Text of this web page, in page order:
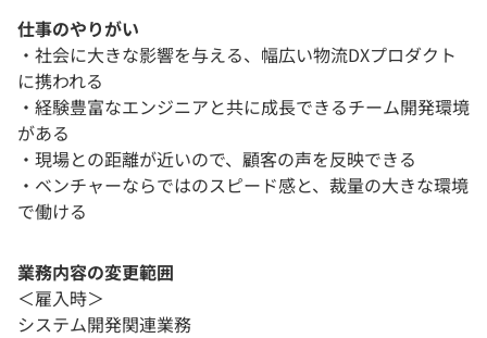
仕事のやりがい
・社会に大きな影響を与える、幅広い物流DXプロダクト
に携われる
・経験豊富なエンジニアと共に成長できるチーム開発環境
がある
・現場との距離が近いので、顧客の声を反映できる
・ベンチャーならではのスピード感と、裁量の大きな環境
で働ける
業務内容の変更範囲
＜雇入時＞
システム開発関連業務